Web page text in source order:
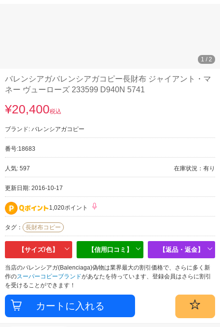
1 / 2
バレンシアガバレンシアガコピー長財布 ジャイアント・マ
ネー ヴューローズ 233599 D940N 5741
¥20,400税込
ブランド: バレンシアガコピー
番号:18683
人気: 597 在庫状況：有り
更新日期: 2016-10-17
1,020ポイント
タグ： 長財布コピー
【サイズ/色】 【信用口コミ】 【返品・返金】
当店のバレンシアガ(Balenciaga)偽物は業界最大の割引価格で、さらに多く新
作のスーパーコピーブランドがあなたを待っています、登録会員はさらに割引
を受けることができます！